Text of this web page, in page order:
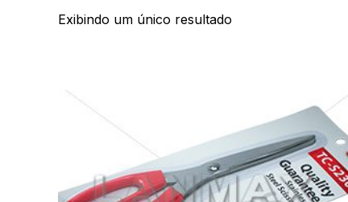
Exibindo um único resultado